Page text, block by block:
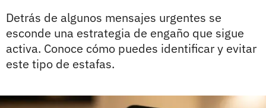
Detrás de algunos mensajes urgentes se
esconde una estrategia de engaño que sigue
activa. Conoce cómo puedes identificar y evitar
este tipo de estafas.